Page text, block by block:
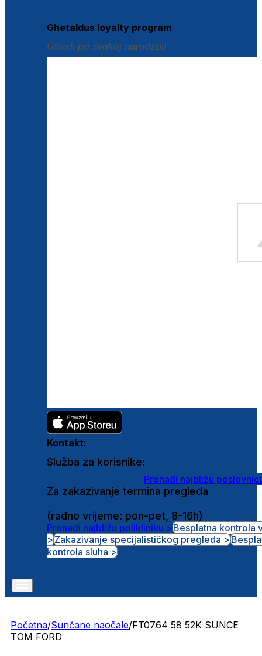
Ghetaldus loyalty program
Uštedi pri svakoj narudžbi!
Kontakt:
Služba za korisnike:
Pronađi najbližu
Za zakazivanje termina pregleda
(radno vrijeme: pon-pet, 8-16h)
Pronađi najbližu polikliniku >Besplatna kontrola
>Zakazivanje specijalističkog pregleda >
kontrola sluha >
Početna/Sunčane naočale/FT0764 58 52K SUNCE
TOM FORD